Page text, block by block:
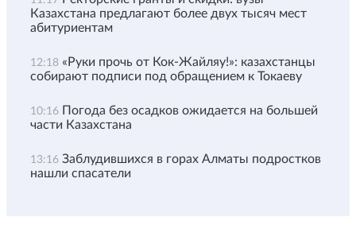
Казахстана предлагают более двух тысяч мест
абитуриентам
12:18 «Руки прочь от Кок-Жайляу!»: казахстанцы
собирают подписи под обращением к Токаеву
10:16 Погода без осадков ожидается на большей
части Казахстана
13:16 Заблудившихся в горах Алматы подростков
нашли спасатели